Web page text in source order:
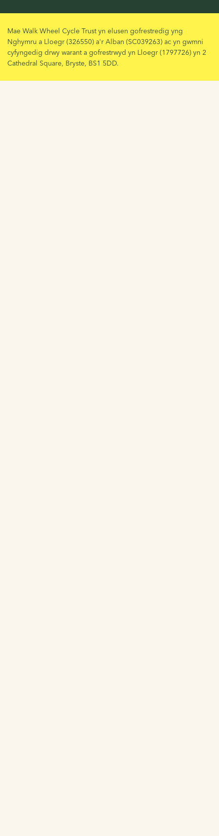
Mae Walk Wheel Cycle Trust yn elusen gofrestredig yng
Nghymru a Lloegr (326550) a'r Alban (SC039263) ac yn gwmni
cyfyngedig drwy warant a gofrestrwyd yn Lloegr (1797726) yn 2
Cathedral Square, Bryste, BS1 5DD.